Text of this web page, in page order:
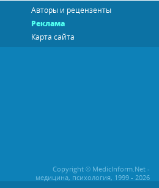
Авторы и рецензенты
Реклама
Карта сайта
Copyright © MedicInform.Net -
медицина, психология, 1999 - 2026